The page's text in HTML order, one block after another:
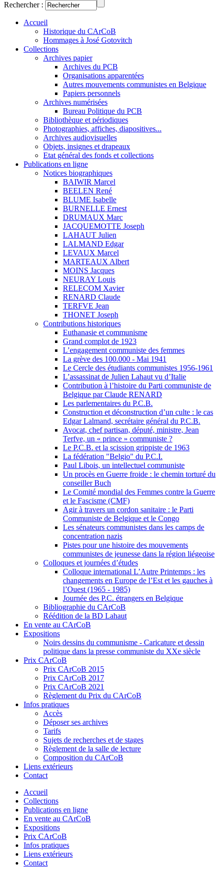
Rechercher :
Accueil
Historique du CArCoB
Hommages à José Gotovitch
Collections
Archives papier
Archives du PCB
Organisations apparentées
Autres mouvements communistes en Belgique
Papiers personnels
Archives numérisées
Bureau Politique du PCB
Bibliothèque et périodiques
Photographies, affiches, diapositives...
Archives audiovisuelles
Objets, insignes et drapeaux
Etat général des fonds et collections
Publications en ligne
Notices biographiques
BAIWIR Marcel
BEELEN René
BLUME Isabelle
BURNELLE Ernest
DRUMAUX Marc
JACQUEMOTTE Joseph
LAHAUT Julien
LALMAND Edgar
LEVAUX Marcel
MARTEAUX Albert
MOINS Jacques
NEURAY Louis
RELECOM Xavier
RENARD Claude
TERFVE Jean
THONET Joseph
Contributions historiques
Euthanasie et communisme
Grand complot de 1923
L’engagement communiste des femmes
La grève des 100.000 - Mai 1941
Le Cercle des étudiants communistes 1956-1961
L’assassinat de Julien Lahaut vu d’Italie
Contribution à l’histoire du Parti communiste de
Belgique par Claude RENARD
Les parlementaires du P.C.B.
Construction et déconstruction d’un culte : le cas
Edgar Lalmand, secrétaire général du P.C.B.
Avocat, chef partisan, député, ministre, Jean
Terfve, un « prince » communiste ?
Le P.C.B. et la scission grippiste de 1963
La fédération "Belgio" du P.C.I.
Paul Libois, un intellectuel communiste
Un procès en Guerre froide : le chemin torturé du
conseiller Buch
Le Comité mondial des Femmes contre la Guerre
et le Fascisme (CMF)
Agir à travers un cordon sanitaire : le Parti
Communiste de Belgique et le Congo
Les sénateurs communistes dans les camps de
concentration nazis
Pistes pour une histoire des mouvements
communistes de jeunesse dans la région liégeoise
Colloques et journées d’études
Colloque international L’Autre Printemps : les
changements en Europe de l’Est et les gauches à
l’Ouest (1965 - 1985)
Journée des P.C. étrangers en Belgique
Bibliographie du CArCoB
Réédition de la BD Lahaut
En vente au CArCoB
Expositions
Noirs dessins du communisme - Caricature et dessin
politique dans la presse communiste du XXe siècle
Prix CArCoB
Prix CArCoB 2015
Prix CArCoB 2017
Prix CArCoB 2021
Règlement du Prix du CArCoB
Infos pratiques
Accès
Déposer ses archives
Tarifs
Sujets de recherches et de stages
Règlement de la salle de lecture
Composition du CArCoB
Liens extérieurs
Contact
Accueil
Collections
Publications en ligne
En vente au CArCoB
Expositions
Prix CArCoB
Infos pratiques
Liens extérieurs
Contact